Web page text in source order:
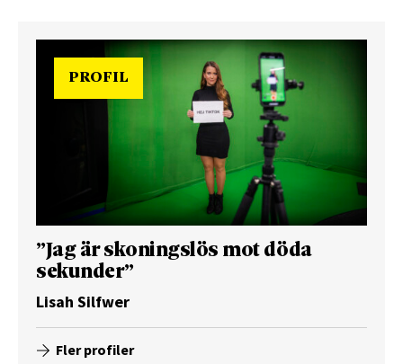
PROFIL
”Jag är skoningslös mot döda
sekunder”
Lisah Silfwer
Fler profiler